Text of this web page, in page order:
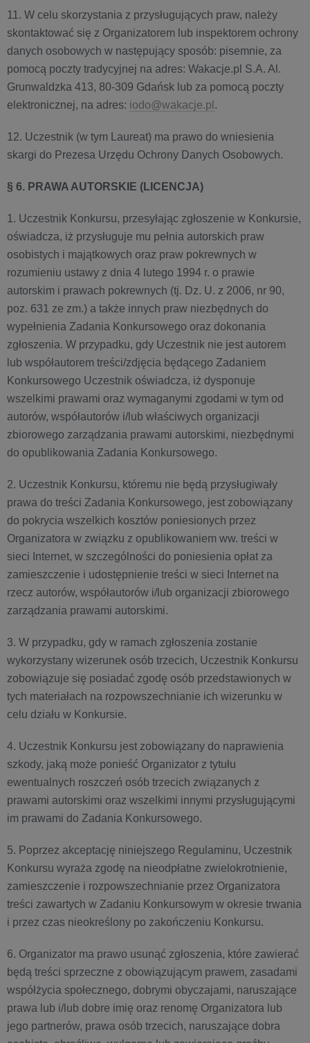
11. W celu skorzystania z przysługujących praw, należy
skontaktować się z Organizatorem lub inspektorem ochrony
danych osobowych w następujący sposób: pisemnie, za
pomocą poczty tradycyjnej na adres: Wakacje.pl S.A. Al.
Grunwaldzka 413, 80-309 Gdańsk lub za pomocą poczty
elektronicznej, na adres: iodo@wakacje.pl .
12. Uczestnik (w tym Laureat) ma prawo do wniesienia
skargi do Prezesa Urzędu Ochrony Danych Osobowych.
§ 6. PRAWA AUTORSKIE (LICENCJA)
1. Uczestnik Konkursu, przesyłając zgłoszenie w Konkursie,
oświadcza, iż przysługuje mu pełnia autorskich praw
osobistych i majątkowych oraz praw pokrewnych w
rozumieniu ustawy z dnia 4 lutego 1994 r. o prawie
autorskim i prawach pokrewnych (tj. Dz. U. z 2006, nr 90,
poz. 631 ze zm.) a także innych praw niezbędnych do
wypełnienia Zadania Konkursowego oraz dokonania
zgłoszenia. W przypadku, gdy Uczestnik nie jest autorem
lub współautorem treści/zdjęcia będącego Zadaniem
Konkursowego Uczestnik oświadcza, iż dysponuje
wszelkimi prawami oraz wymaganymi zgodami w tym od
autorów, współautorów i/lub właściwych organizacji
zbiorowego zarządzania prawami autorskimi, niezbędnymi
do opublikowania Zadania Konkursowego.
2. Uczestnik Konkursu, któremu nie będą przysługiwały
prawa do treści Zadania Konkursowego, jest zobowiązany
do pokrycia wszelkich kosztów poniesionych przez
Organizatora w związku z opublikowaniem ww. treści w
sieci Internet, w szczególności do poniesienia opłat za
zamieszczenie i udostępnienie treści w sieci Internet na
rzecz autorów, współautorów i/lub organizacji zbiorowego
zarządzania prawami autorskimi.
3. W przypadku, gdy w ramach zgłoszenia zostanie
wykorzystany wizerunek osób trzecich, Uczestnik Konkursu
zobowiązuje się posiadać zgodę osób przedstawionych w
tych materiałach na rozpowszechnianie ich wizerunku w
celu działu w Konkursie.
4. Uczestnik Konkursu jest zobowiązany do naprawienia
szkody, jaką może ponieść Organizator z tytułu
ewentualnych roszczeń osób trzecich związanych z
prawami autorskimi oraz wszelkimi innymi przysługującymi
im prawami do Zadania Konkursowego.
5. Poprzez akceptację niniejszego Regulaminu, Uczestnik
Konkursu wyraża zgodę na nieodpłatne zwielokrotnienie,
zamieszczenie i rozpowszechnianie przez Organizatora
treści zawartych w Zadaniu Konkursowym w okresie trwania
i przez czas nieokreślony po zakończeniu Konkursu.
6. Organizator ma prawo usunąć zgłoszenia, które zawierać
będą treści sprzeczne z obowiązującym prawem, zasadami
współżycia społecznego, dobrymi obyczajami, naruszające
prawa lub i/lub dobre imię oraz renomę Organizatora lub
jego partnerów, prawa osób trzecich, naruszające dobra